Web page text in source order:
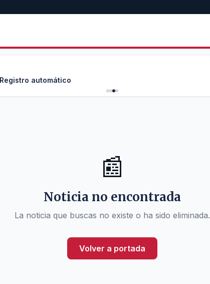
automático
📰
Noticia no encontrada
La noticia que buscas no existe o ha sido eliminada.
Volver a portada